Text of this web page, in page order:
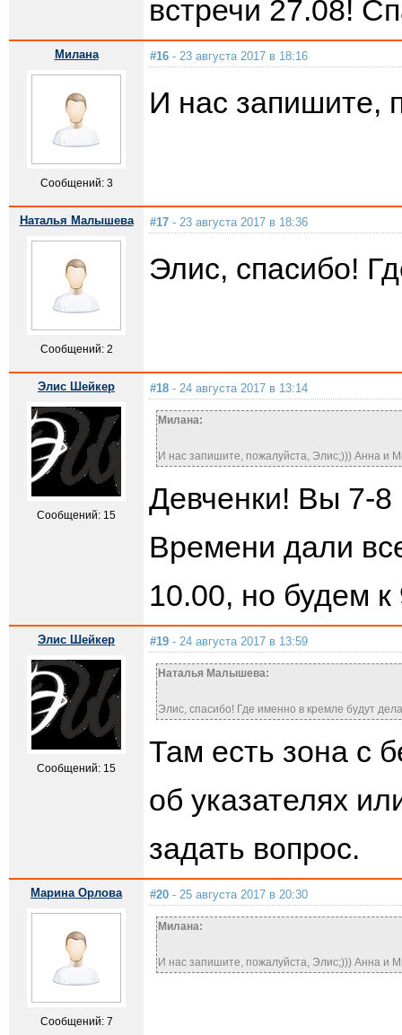
встречи 27.08!
Милана
Сообщений: 3
#16 - 23 августа 2017 в 18:16
И нас запишите,
Наталья Малышева
Сообщений: 2
#17 - 23 августа 2017 в 18:36
Элис, спасибо!
Элис Шейкер
Сообщений: 15
#18 - 24 августа 2017 в 13:14
Милана:
И нас запишите, пожалуйста, Элис;))) Анна и
Девченки! Вы 7-8
Времени дали
10.00, но будем
Элис Шейкер
Сообщений: 15
#19 - 24 августа 2017 в 13:59
Наталья Малышева:
Элис, спасибо! Где именно в кремле будут
Там есть зона с
об указателях
задать вопрос.
Марина Орлова
Сообщений: 7
#20 - 25 августа 2017 в 20:30
Милана:
И нас запишите, пожалуйста, Элис;))) Анна и